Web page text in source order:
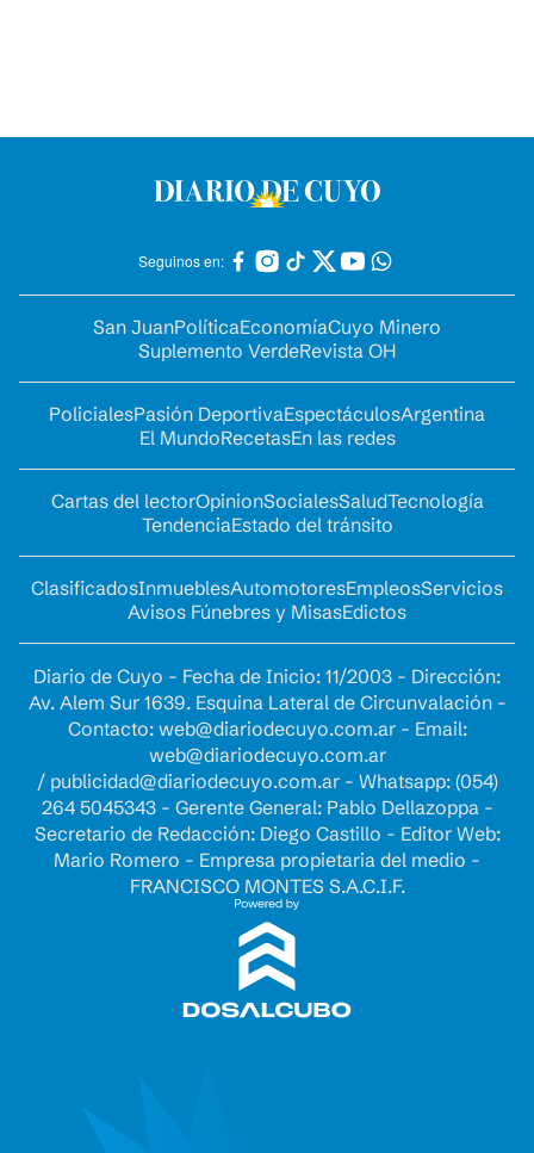
Seguinos en:
San JuanPolíticaEconomíaCuyo Minero
Suplemento VerdeRevista OH
PolicialesPasión DeportivaEspectáculosArgentina
El MundoRecetasEn las redes
Cartas del lectorOpinionSocialesSaludTecnología
TendenciaEstado del tránsito
ClasificadosInmueblesAutomotoresEmpleosServicios
Avisos Fúnebres y MisasEdictos
Diario de Cuyo - Fecha de Inicio: 11/2003 - Dirección:
Av. Alem Sur 1639. Esquina Lateral de Circunvalación -
Contacto: web@diariodecuyo.com.ar- Email:
web@diariodecuyo.com.ar
/ publicidad@diariodecuyo.com.ar- Whatsapp: (054)
264 5045343 - Gerente General: Pablo Dellazoppa -
Secretario de Redacción: Diego Castillo - Editor Web:
Mario Romero - Empresa propietaria del medio -
FRANCISCO MONTES S.A.C.I.F.